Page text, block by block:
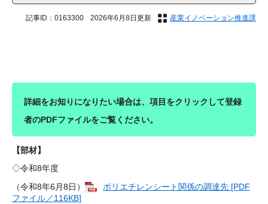
記事ID：0163300 2026年6月8日更新 産業イノベーション推進課
詳細をお知りになりたい場合は、項目をクリックして登録
者のPDFファイルをご覧ください。
【部材】
​◇令和8年度
（令和8年6月8日）
ポリエチレンシート関係の調達先 [PDF
ファイル／116KB]